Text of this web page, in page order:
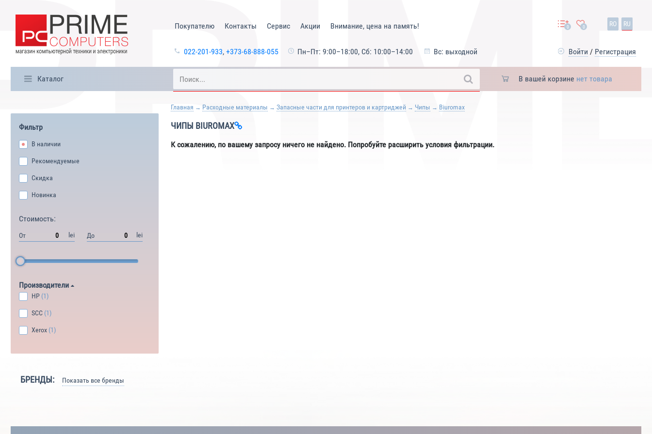
Покупателю Контакты Сервис Акции Внимание, цена на память!
022-201-933, +373-68-888-055 Пн–Пт: 9:00–18:00, Сб: 10:00–14:00 Вс: выходной
0 0 RO RU
Войти / Регистрация
Каталог В вашей корзине нет товара
Фильтр
В наличии
Рекомендуемые
Скидка
Новинка
Стоимость:
От lei До lei
Производители
HP (1)
SCC (1)
Xerox (1)
Главная Расходные материалы Запасные части для принтеров и картриджей Чипы Biuromax
ЧИПЫ BIUROMAX
К сожалению, по вашему запросу ничего не найдено. Попробуйте расширить условия фильтрации.
БРЕНДЫ: Показать все бренды